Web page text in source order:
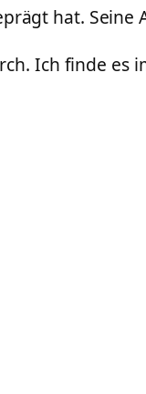
hat. Seine
Ich finde es